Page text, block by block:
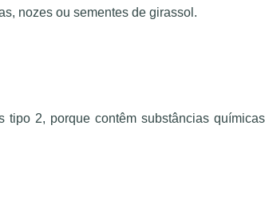
nozes ou sementes de girassol.
2, porque contêm substâncias químicas